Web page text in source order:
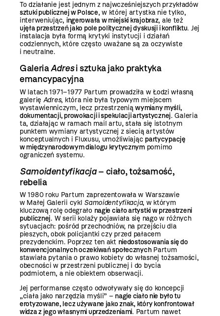
To działanie jest jednym z najwcześniejszych przykładów
sztuki publicznej w Polsce, w której artystka nie tylko,
interweniując, ingerowała w miejski krajobraz, ale też
ujęła przestrzeń jako pole politycznej dyskusji i konfliktu. Jej
instalacja była formą krytyki instytucji i działań
codziennych, które często uważane są za oczywiste
i neutralne.
GaleriaAdresi sztuka jako praktyka
emancypacyjna
W latach 1971–1977 Partum prowadziła w Łodzi własną
galerię Adres, która nie była typowym miejscem
wystawienniczym, lecz przestrzeniąwymiany myśli,
dokumentacji, prowokacji i spekulacji artystycznej. Galeria
ta, działając w ramach mail artu, stała się istotnym
punktem wymiany artystycznej z siecią artystów
konceptualnych i Fluxusu, umożliwiając partycypację
w międzynarodowym dialogu krytycznympomimo
ograniczeń systemu.
Samoidentyfikacja– ciało, tożsamość,
rebelia
W 1980 roku Partum zaprezentowała w Warszawie
w Małej Galerii cykl Samoidentyfikacja, w którym
kluczową rolę odegrało nagie ciało artystki w przestrzeni
publicznej. W serii kolaży pojawiała się nago w różnych
sytuacjach: pośród przechodniów, na przejściu dla
pieszych, obok policjantki czy przed pałacem
prezydenckim. Poprzez ten akt niedostosowania się do
konwencjonalnych oczekiwań społecznychPartum
stawiała pytania o prawo kobiety do własnej tożsamości,
obecności w przestrzeni publicznej i do bycia
podmiotem, a nie obiektem obserwacji.
Jej performanse często odwoływały się do koncepcji
„ciała jako narzędzia myśli” – nagie ciało nie było tu
erotyzowane, lecz używane jako znak, który konfrontował
widza z jego własnymi uprzedzeniami. Partum nawet